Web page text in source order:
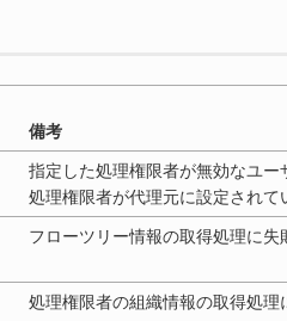
備考
指定した処理権限者が無効なユー
処理権限者が代理元に設定されて
フローツリー情報の取得処理に失
処理権限者の組織情報の取得処理